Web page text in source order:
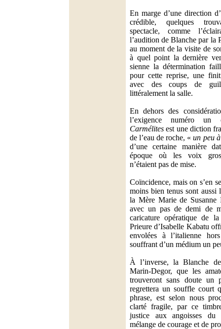
En marge d’une direction
crédible, quelques
spectacle, comme
l’audition de Blanche par la
au moment de la visite de
à quel point la dernière
sienne la détermination
pour cette reprise, une
avec des coups de
littéralement la salle.
En dehors des
l’exigence numéro
Carmélites est une diction
de l’eau de roche, «un peu
d’une certaine manière
époque où les voix
n’étaient pas de mise.
Coïncidence, mais on s’en
moins bien tenus sont aussi
la Mère Marie de Susanne
avec un pas de demi de
caricature opératique de
Prieure d’Isabelle Kabatu
envolées à l’italienne
souffrant d’un médium un
À l’inverse, la Blanche
Marin-Degor, que les
trouveront sans doute un
regrettera un souffle court
phrase, est selon nous
clarté fragile, par ce
justice aux angoisses du
mélange de courage et de